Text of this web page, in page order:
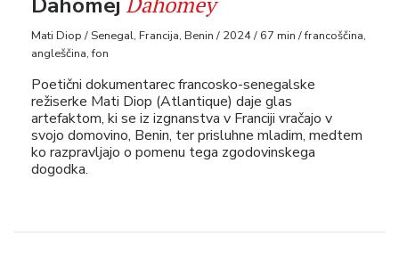
Mati Diop / Senegal, Francija, Benin / 2024 / 67 min / francoščina,
angleščina, fon
Poetični dokumentarec francosko-senegalske
režiserke Mati Diop (Atlantique) daje glas
artefaktom, ki se iz izgnanstva v Franciji vračajo v
svojo domovino, Benin, ter prisluhne mladim, medtem
ko razpravljajo o pomenu tega zgodovinskega
dogodka.